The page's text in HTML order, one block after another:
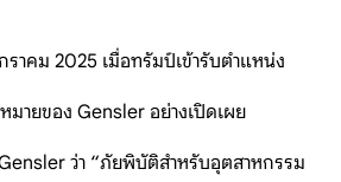
าคม 2025 เมื่อทรัมป์เข้ารับตำแหน่ง
ายของ Gensler อย่างเปิดเผย
ว่า “ภัยพิบัติสำหรับอุตสาหกรรม